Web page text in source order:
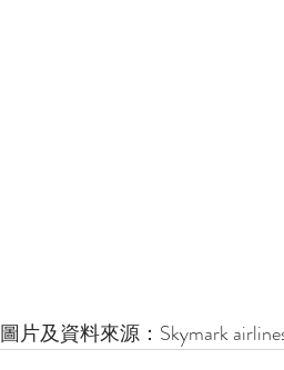
圖片及資料來源：Skymark